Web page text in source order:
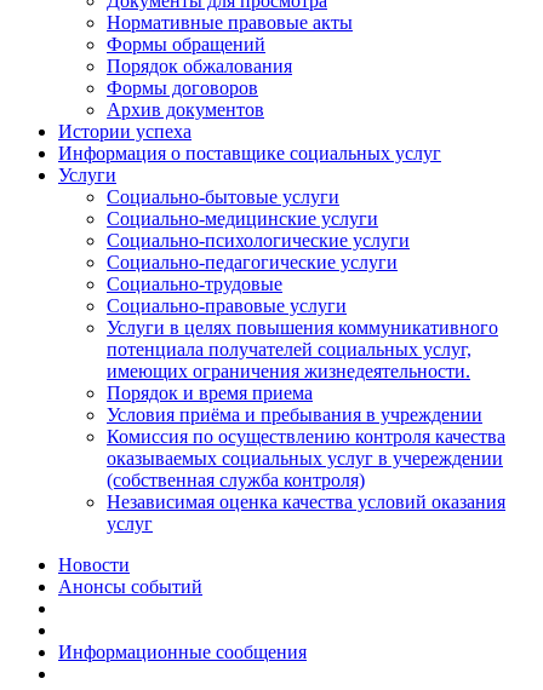
Нормативные правовые акты
Формы обращений
Порядок обжалования
Формы договоров
Архив документов
Истории успеха
Информация о поставщике социальных услуг
Услуги
Социально-бытовые услуги
Социально-медицинские услуги
Социально-психологические услуги
Социально-педагогические услуги
Социально-трудовые
Социально-правовые услуги
Услуги в целях повышения коммуникативного
потенциала получателей социальных услуг,
имеющих ограничения жизнедеятельности.
Порядок и время приема
Условия приёма и пребывания в учреждении
Комиссия по осуществлению контроля качества
оказываемых социальных услуг в учереждении
(собственная служба контроля)
Независимая оценка качества условий оказания
услуг
Новости
Анонсы событий
Информационные сообщения